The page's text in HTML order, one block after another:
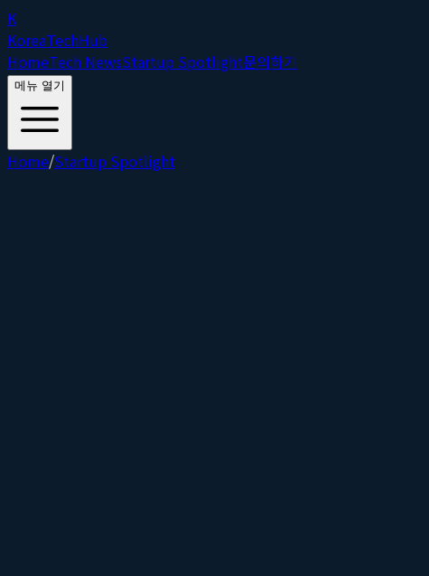
K
KoreaTechHub
HomeTech NewsStartup Spotlight문의하기
메뉴 열기
Home/Startup Spotlight